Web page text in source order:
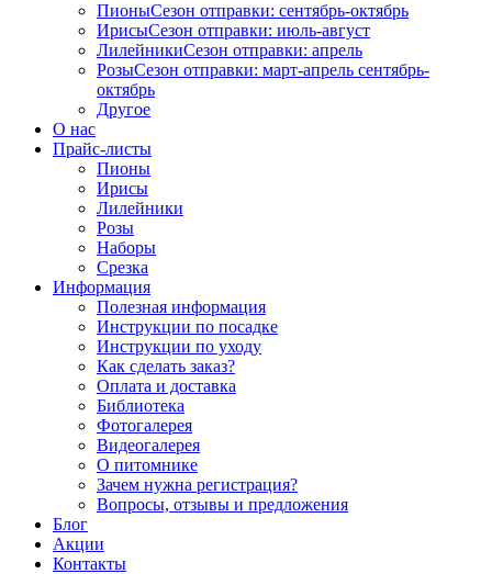
ПионыСезон отправки: сентябрь-октябрь
ИрисыСезон отправки: июль-август
ЛилейникиСезон отправки: апрель
РозыСезон отправки: март-апрель сентябрь-
октябрь
Другое
О нас
Прайс-листы
Пионы
Ирисы
Лилейники
Розы
Наборы
Срезка
Информация
Полезная информация
Инструкции по посадке
Инструкции по уходу
Как сделать заказ?
Оплата и доставка
Библиотека
Фотогалерея
Видеогалерея
О питомнике
Зачем нужна регистрация?
Вопросы, отзывы и предложения
Блог
Акции
Контакты